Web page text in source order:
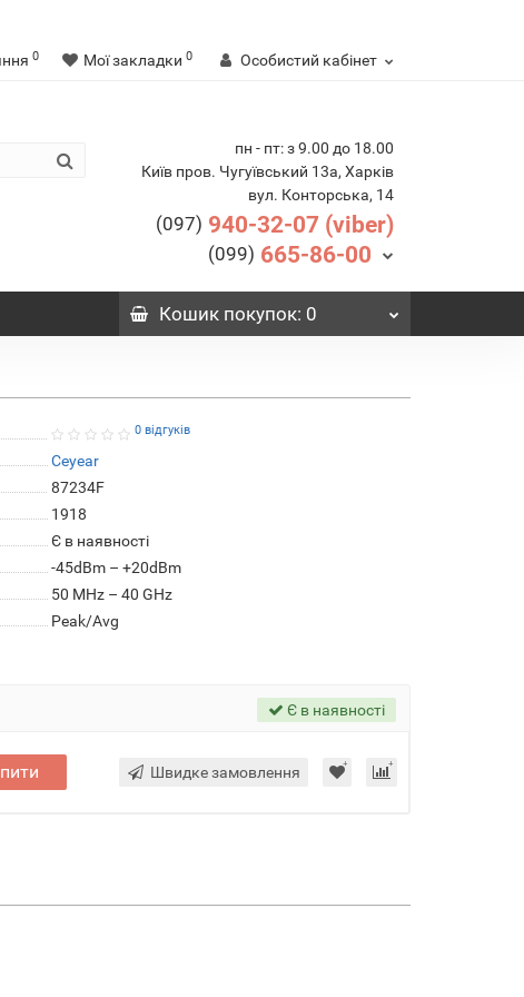
0 Мої закладки 0 Особистий кабінет
пн - пт: з 9.00 до 18.00
Київ пров. Чугуївський 13а, Харків
вул. Конторська, 14
(097) 940-32-07 (viber)
(099) 665-86-00
Кошикпокупок: 0
0 відгуків
Ceyear
87234F
1918
Є в наявності
-45dBm – +20dBm
50 MHz – 40 GHz
Peak/Avg
Є в наявності
Швидке замовлення